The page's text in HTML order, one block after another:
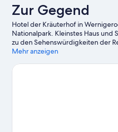
Zur Gegend
Hotel der Kräuterhof in
Nationalpark. Kleinstes Haus und
zu den Sehenswürdigkeiten der
Schönheit der Natur bewundern
sind diese beiden Highlights:
Mehr anzeigen